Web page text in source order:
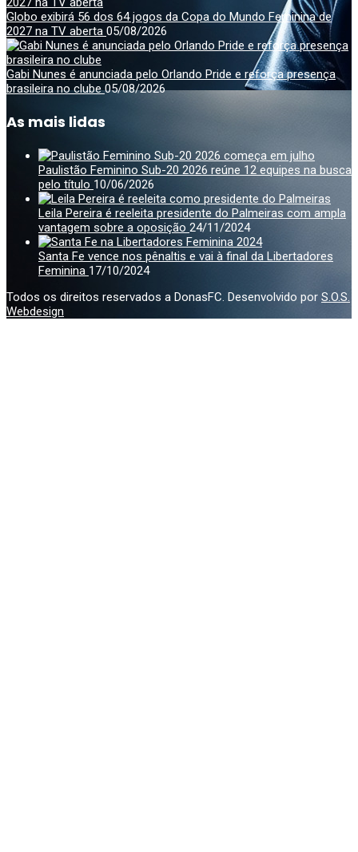
Globo exibirá 56 dos 64 jogos da Copa do Mundo Feminina de
2027 na TV aberta 05/08/2026
Gabi Nunes é anunciada pelo Orlando Pride e reforça presença
brasileira no clube05/08/2026
As mais lidas
Paulistão Feminino Sub-20 2026 reúne 12 equipes na busca
pelo título 10/06/2026
Leila Pereira é reeleita presidente do Palmeiras com ampla
vantagem sobre a oposição 24/11/2024
Santa Fe vence nos pênaltis e vai à final da Libertadores
Feminina 17/10/2024
Todos os direitos reservados a DonasFC. Desenvolvido por S.O.S.
Webdesign